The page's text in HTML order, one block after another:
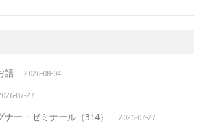
話 2026-08-04
07-27
ー・ゼミナール（314） 2026-07-27